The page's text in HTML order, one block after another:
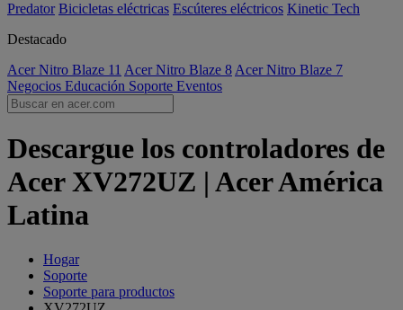
Predator Bicicletas eléctricas Escúteres eléctricos Kinetic Tech
Destacado
Acer Nitro Blaze 11 Acer Nitro Blaze 8 Acer Nitro Blaze 7
Negocios Educación Soporte Eventos
Descargue los controladores de
Acer XV272UZ | Acer América
Latina
Hogar
Soporte
Soporte para productos